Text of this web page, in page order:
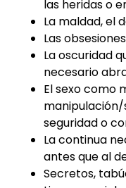
las heridas o
La maldad, el
Las
La oscuridad
necesario
El sexo como
seguridad o
La continua
antes que al
Secretos,